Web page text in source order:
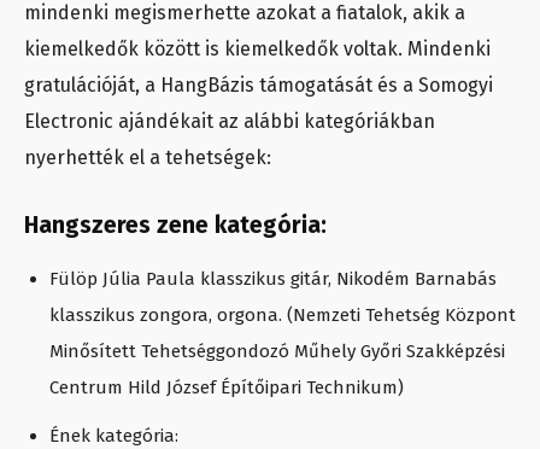
mindenki megismerhette azokat a fiatalok, akik a
kiemelkedők között is kiemelkedők voltak. Mindenki
gratulációját, a HangBázis támogatását és a Somogyi
Electronic ajándékait az alábbi kategóriákban
nyerhették el a tehetségek:
Hangszeres zene kategória:
Fülöp Júlia Paula klasszikus gitár, Nikodém Barnabás
klasszikus zongora, orgona. (Nemzeti Tehetség Központ
Minősített Tehetséggondozó Műhely Győri Szakképzési
Centrum Hild József Építőipari Technikum)
Ének kategória: